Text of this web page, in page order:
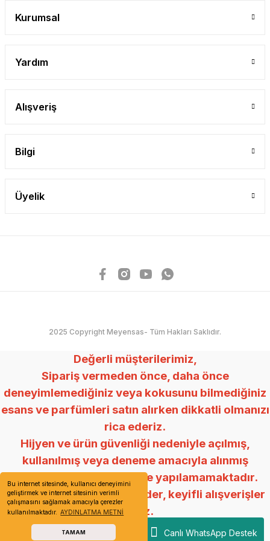
Bu internet sitesinde, kullanıcı deneyimini
geliştirmek ve internet sitesinin verimli
çalışmasını sağlamak amacıyla çerezler
kullanılmaktadır.
AYDINLATMA METNİ
TAMAM Canlı WhatsApp Destek
Kurumsal
Yardım
Alışveriş
Bilgi
Üyelik
2025 Copyright Meyensas- Tüm Hakları Saklıdır.
Değerli müşterilerimiz,
Sipariş vermeden önce, daha önce
deneyimlemediğiniz veya kokusunu bilmediğiniz
esans ve parfümleri satın alırken dikkatli olmanızı
rica ederiz.
Hijyen ve ürün güvenliği nedeniyle açılmış,
kullanılmış veya deneme amacıyla alınmış
ürünlerde değişim ve iade yapılamamaktadır.
Anlayışınız için teşekkür eder, keyifli alışverişler
dileriz.
Mey Esans